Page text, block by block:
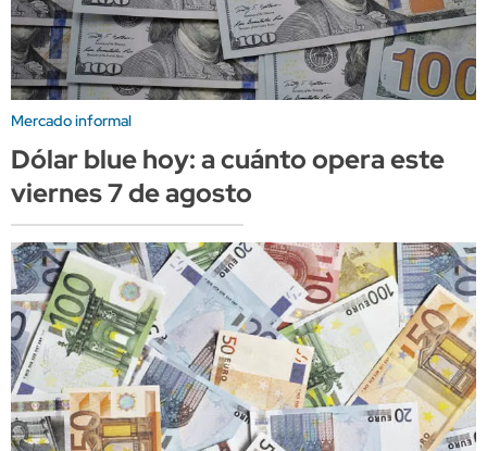
Mercado informal
Dólar blue hoy: a cuánto opera este
viernes 7 de agosto